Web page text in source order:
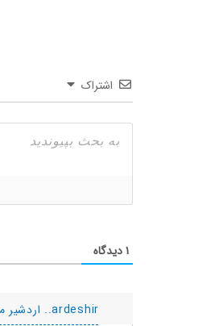
اشتراک
۱دیدگاه
ardeshir.. اردشیر ممبینی